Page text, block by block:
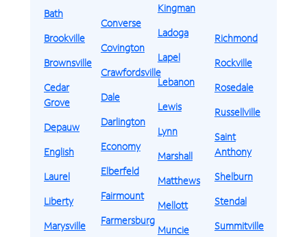
Bath
Brookville
Brownsville
Cedar
Grove
Depauw
English
Laurel
Liberty
Marysville
Converse
Covington
Crawfordsville
Dale
Darlington
Economy
Elberfeld
Fairmount
Farmersburg
Kingman
Ladoga
Lapel
Lebanon
Lewis
Lynn
Marshall
Matthews
Mellott
Muncie
Richmond
Rockville
Rosedale
Russellville
Saint
Anthony
Shelburn
Stendal
Summitville